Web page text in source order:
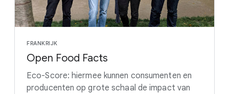
FRANKRIJK
Open Food Facts
Eco-Score: hiermee kunnen consumenten en
producenten op grote schaal de impact van